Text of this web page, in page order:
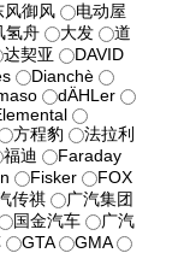
风御风
电动屋
氢舟 大发
道
达契亚
DAVID
Dianchè
dÄHLer
方程豹
法拉利
福迪
Faraday
Fisker
FOX
传祺
广汽集团
国金汽车
广汽
GTA
GMA